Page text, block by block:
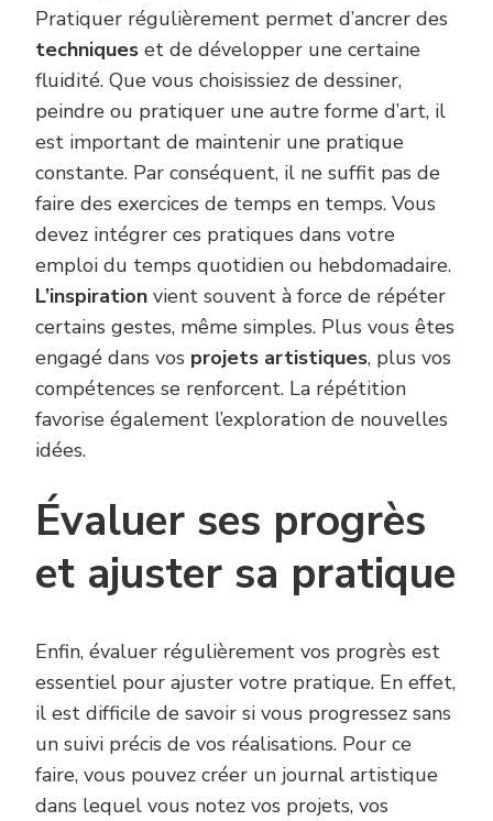
Pratiquer régulièrement permet d’ancrer des
techniques et de développer une certaine
fluidité. Que vous choisissiez de dessiner,
peindre ou pratiquer une autre forme d’art, il
est important de maintenir une pratique
constante. Par conséquent, il ne suffit pas de
faire des exercices de temps en temps. Vous
devez intégrer ces pratiques dans votre
emploi du temps quotidien ou hebdomadaire.
L’inspiration vient souvent à force de répéter
certains gestes, même simples. Plus vous êtes
engagé dans vos projets artistiques, plus vos
compétences se renforcent. La répétition
favorise également l’exploration de nouvelles
idées.
Évaluer ses progrès
et ajuster sa pratique
Enfin, évaluer régulièrement vos progrès est
essentiel pour ajuster votre pratique. En effet,
il est difficile de savoir si vous progressez sans
un suivi précis de vos réalisations. Pour ce
faire, vous pouvez créer un journal artistique
dans lequel vous notez vos projets, vos